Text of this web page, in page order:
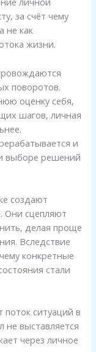
за счёт чему
не как
жизни.
поворотов.
оценку себя,
шагов, личная
и
выборе решений
создают
Они сцепляют
делая проще
Вследствие
конкретные
стали
ситуаций в
не выставляется
через личное